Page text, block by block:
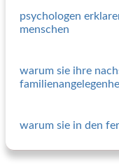
psychologen
menschen
warum sie ihre
warum sie in den